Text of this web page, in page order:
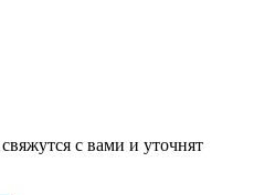
с вами и уточнят